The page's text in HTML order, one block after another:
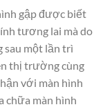
gập được biết
tương lai mà do
sau một lần trì
thị trường cùng
với màn hình
chữa màn hình